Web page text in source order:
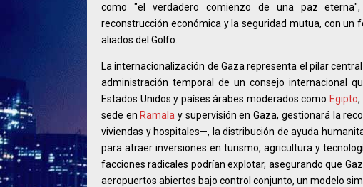
como "el verdadero comienzo de una paz
reconstrucción económica y la seguridad mutua, con
aliados del Golfo.
La internacionalización de Gaza representa el pilar
administración temporal de un consejo internacional
Estados Unidos y países árabes moderados como Egipto,
sede en Ramala y supervisión en Gaza, gestionará la
viviendas y hospitales—, la distribución de ayuda
para atraer inversiones en turismo, agricultura y
facciones radicales podrían explotar, asegurando que
aeropuertos abiertos bajo control conjunto, un modelo